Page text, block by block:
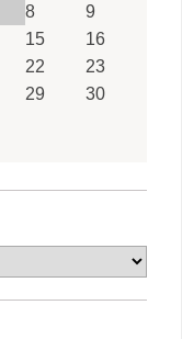
8
9
15
16
22
23
29
30